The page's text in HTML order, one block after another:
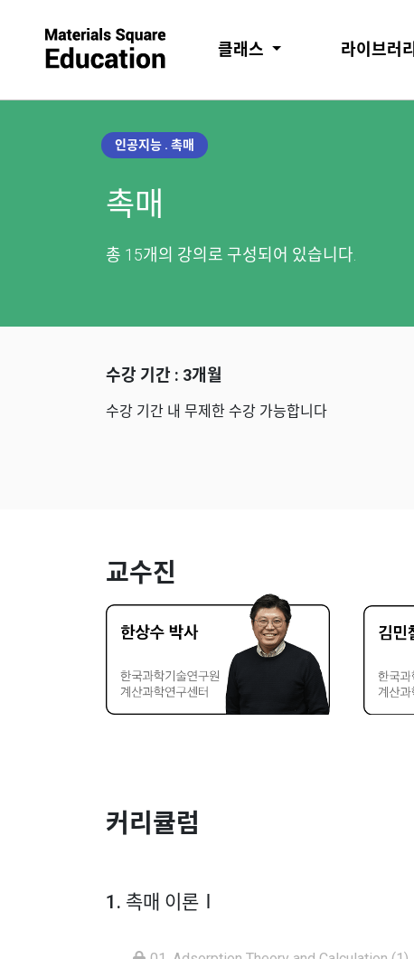
클래스 라이브러리
인공지능 . 촉매
촉매
총 15개의 강의로 구성되어 있습니다.
수강 기간 : 3개월
수강 기간 내 무제한 수강 가능합니다
교수진
커리큘럼
1. 촉매 이론Ⅰ